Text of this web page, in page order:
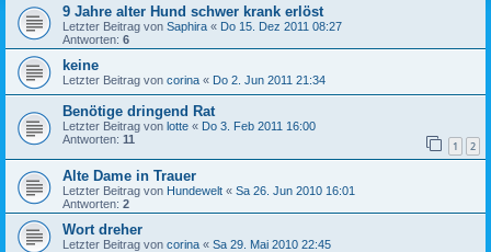
9 Jahre alter Hund schwer krank erlöst
Letzter Beitrag von Saphira « Do 15. Dez 2011 08:27
Antworten: 6
keine
Letzter Beitrag von corina « Do 2. Jun 2011 21:34
Benötige dringend Rat
Letzter Beitrag von lotte « Do 3. Feb 2011 16:00
Antworten: 11 1 2
Alte Dame in Trauer
Letzter Beitrag von Hundewelt « Sa 26. Jun 2010 16:01
Antworten: 2
Wort dreher
Letzter Beitrag von corina « Sa 29. Mai 2010 22:45